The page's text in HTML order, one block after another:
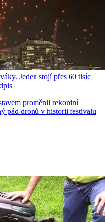
Jeden stojí přes 60 tisíc
proměnil rekordní
pád dronů v historii festivalu